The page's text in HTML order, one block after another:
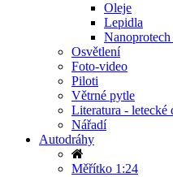
Oleje
Lepidla
Nanoprotech
Osvětlení
Foto-video
Piloti
Větrné pytle
Literatura - letecké
Nářadí
Autodráhy
Měřítko 1:24